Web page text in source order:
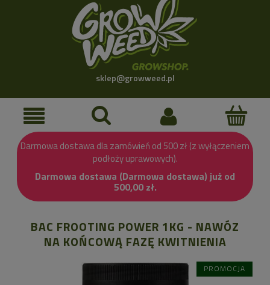
sklep@growweed.pl
Darmowa dostawa dla zamówień od 500 zł (z wyłączeniem
podłoży uprawowych).
Darmowa dostawa (Darmowa dostawa) już od
500,00 zł.
BAC FROOTING POWER 1KG - NAWÓZ
NA KOŃCOWĄ FAZĘ KWITNIENIA
PROMOCJA